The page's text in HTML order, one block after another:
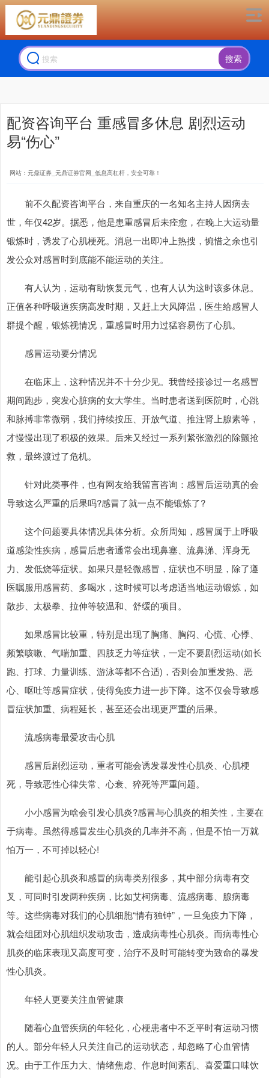
搜索
配资咨询平台 重感冒多休息 剧烈运动
易“伤心”
网站：元鼎证券_元鼎证券官网_低息高杠杆，安全可靠！
前不久配资咨询平台，来自重庆的一名知名主持人因病去
世，年仅42岁。据悉，他是患重感冒后未痊愈，在晚上大运动量
锻炼时，诱发了心肌梗死。消息一出即冲上热搜，惋惜之余也引
发公众对感冒时到底能不能运动的关注。
有人认为，运动有助恢复元气，也有人认为这时该多休息。
正值各种呼吸道疾病高发时期，又赶上大风降温，医生给感冒人
群提个醒，锻炼视情况，重感冒时用力过猛容易伤了心肌。
感冒运动要分情况
在临床上，这种情况并不十分少见。我曾经接诊过一名感冒
期间跑步，突发心脏病的女大学生。当时患者送到医院时，心跳
和脉搏非常微弱，我们持续按压、开放气道、推注肾上腺素等，
才慢慢出现了积极的效果。后来又经过一系列紧张激烈的除颤抢
救，最终渡过了危机。
针对此类事件，也有网友给我留言咨询：感冒后运动真的会
导致这么严重的后果吗?感冒了就一点不能锻炼了?
这个问题要具体情况具体分析。众所周知，感冒属于上呼吸
道感染性疾病，感冒后患者通常会出现鼻塞、流鼻涕、浑身无
力、发低烧等症状。如果只是轻微感冒，症状也不明显，除了遵
医嘱服用感冒药、多喝水，这时候可以考虑适当地运动锻炼，如
散步、太极拳、拉伸等较温和、舒缓的项目。
如果感冒比较重，特别是出现了胸痛、胸闷、心慌、心悸、
频繁咳嗽、气喘加重、四肢乏力等症状，一定不要剧烈运动(如长
跑、打球、力量训练、游泳等都不合适)，否则会加重发热、恶
心、呕吐等感冒症状，使得免疫力进一步下降。这不仅会导致感
冒症状加重、病程延长，甚至还会出现更严重的后果。
流感病毒最爱攻击心肌
感冒后剧烈运动，重者可能会诱发暴发性心肌炎、心肌梗
死，导致恶性心律失常、心衰、猝死等严重问题。
小小感冒为啥会引发心肌炎?感冒与心肌炎的相关性，主要在
于病毒。虽然得感冒发生心肌炎的几率并不高，但是不怕一万就
怕万一，不可掉以轻心!
能引起心肌炎和感冒的病毒类别很多，其中部分病毒有交
叉，可同时引发两种疾病，比如艾柯病毒、流感病毒、腺病毒
等。这些病毒对我们的心肌细胞“情有独钟”，一旦免疫力下降，
就会组团对心肌组织发动攻击，造成病毒性心肌炎。而病毒性心
肌炎的临床表现又高度可变，治疗不及时可能转变为致命的暴发
性心肌炎。
年轻人更要关注血管健康
随着心血管疾病的年轻化，心梗患者中不乏平时有运动习惯
的人。部分年轻人只关注自己的运动状态，却忽略了心血管情
况。由于工作压力大、情绪焦虑、作息时间紊乱、喜爱重口味饮